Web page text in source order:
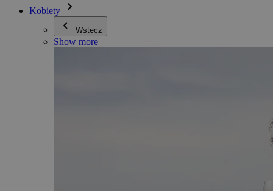
Kobiety
Wstecz
Show more